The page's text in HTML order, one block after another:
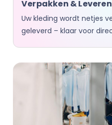
Verpakken & Leveren
Uw kleding wordt netjes
geleverd – klaar voor